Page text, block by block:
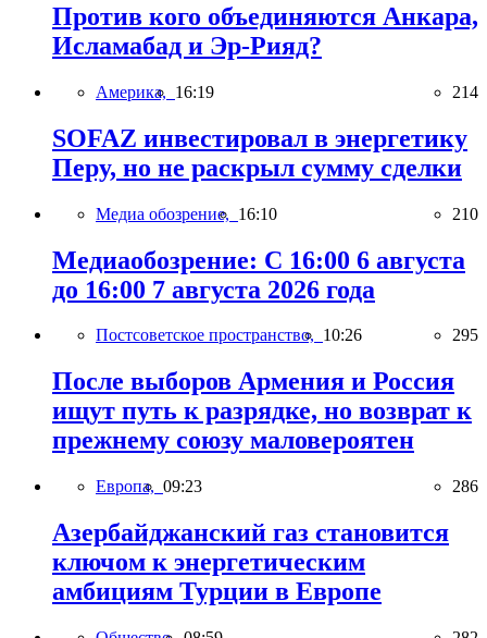
Против кого объединяются Анкара,
Исламабад и Эр-Рияд?
Америка, 16:19 214
SOFAZ инвестировал в энергетику
Перу, но не раскрыл сумму сделки
Медиа обозрение, 16:10 210
Медиаобозрение: С 16:00 6 августа
до 16:00 7 августа 2026 года
Постсоветское пространство, 10:26 295
После выборов Армения и Россия
ищут путь к разрядке, но возврат к
прежнему союзу маловероятен
Европа, 09:23 286
Азербайджанский газ становится
ключом к энергетическим
амбициям Турции в Европе